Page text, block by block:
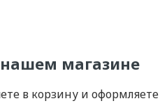
магазине
в корзину и